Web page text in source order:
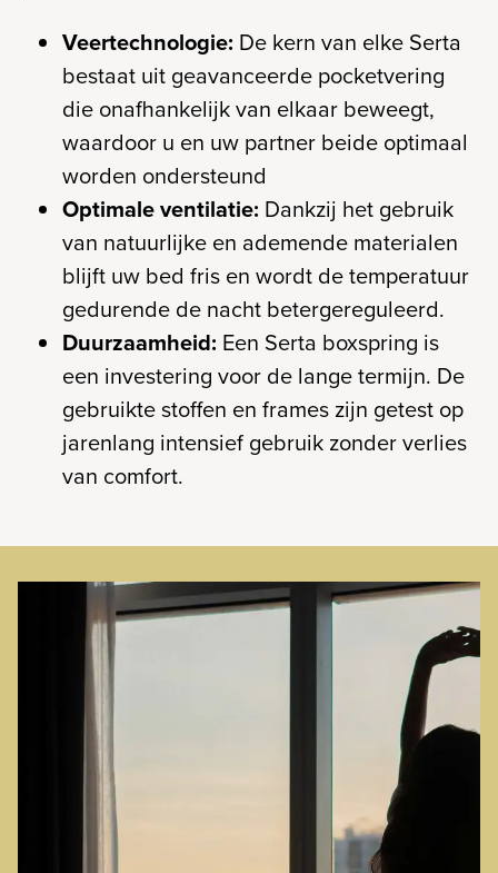
Veertechnologie: De kern van elke Serta
bestaat uit geavanceerde pocketvering
die onafhankelijk van elkaar beweegt,
waardoor u en uw partner beide optimaal
worden ondersteund
Optimale ventilatie: Dankzij het gebruik
van natuurlijke en ademende materialen
blijft uw bed fris en wordt de temperatuur
gedurende de nacht betergereguleerd.
Duurzaamheid: Een Serta boxspring is
een investering voor de lange termijn. De
gebruikte stoffen en frames zijn getest op
jarenlang intensief gebruik zonder verlies
van comfort.